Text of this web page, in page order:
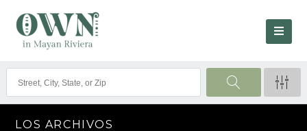
LOS ARCHIVOS